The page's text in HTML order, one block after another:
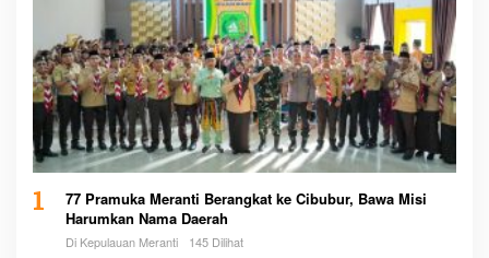
1
77 Pramuka Meranti Berangkat ke Cibubur, Bawa Misi
Harumkan Nama Daerah
Di Kepulauan Meranti 145 Dilihat